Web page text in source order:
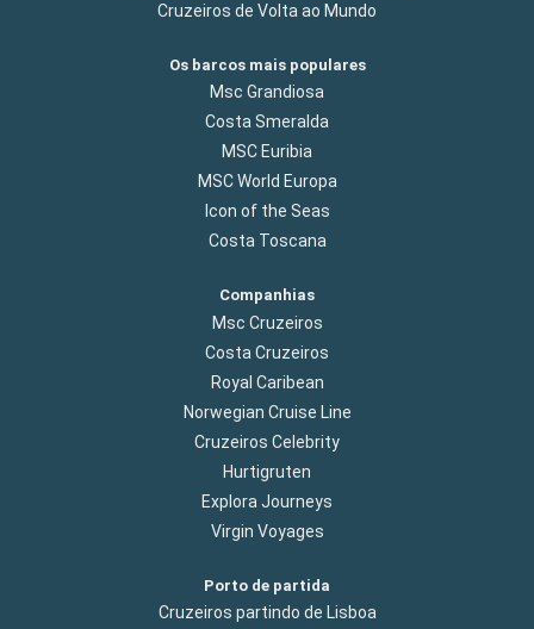
Cruzeiros de Volta ao Mundo
Os barcos mais populares
Msc Grandiosa
Costa Smeralda
MSC Euribia
MSC World Europa
Icon of the Seas
Costa Toscana
Companhias
Msc Cruzeiros
Costa Cruzeiros
Royal Caribean
Norwegian Cruise Line
Cruzeiros Celebrity
Hurtigruten
Explora Journeys
Virgin Voyages
Porto de partida
Cruzeiros partindo de Lisboa